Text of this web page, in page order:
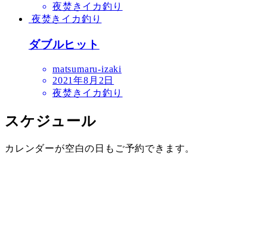
夜焚きイカ釣り
夜焚きイカ釣り
ダブルヒット
matsumaru-izaki
2021年8月2日
夜焚きイカ釣り
スケジュール
カレンダーが空白の日もご予約できます。